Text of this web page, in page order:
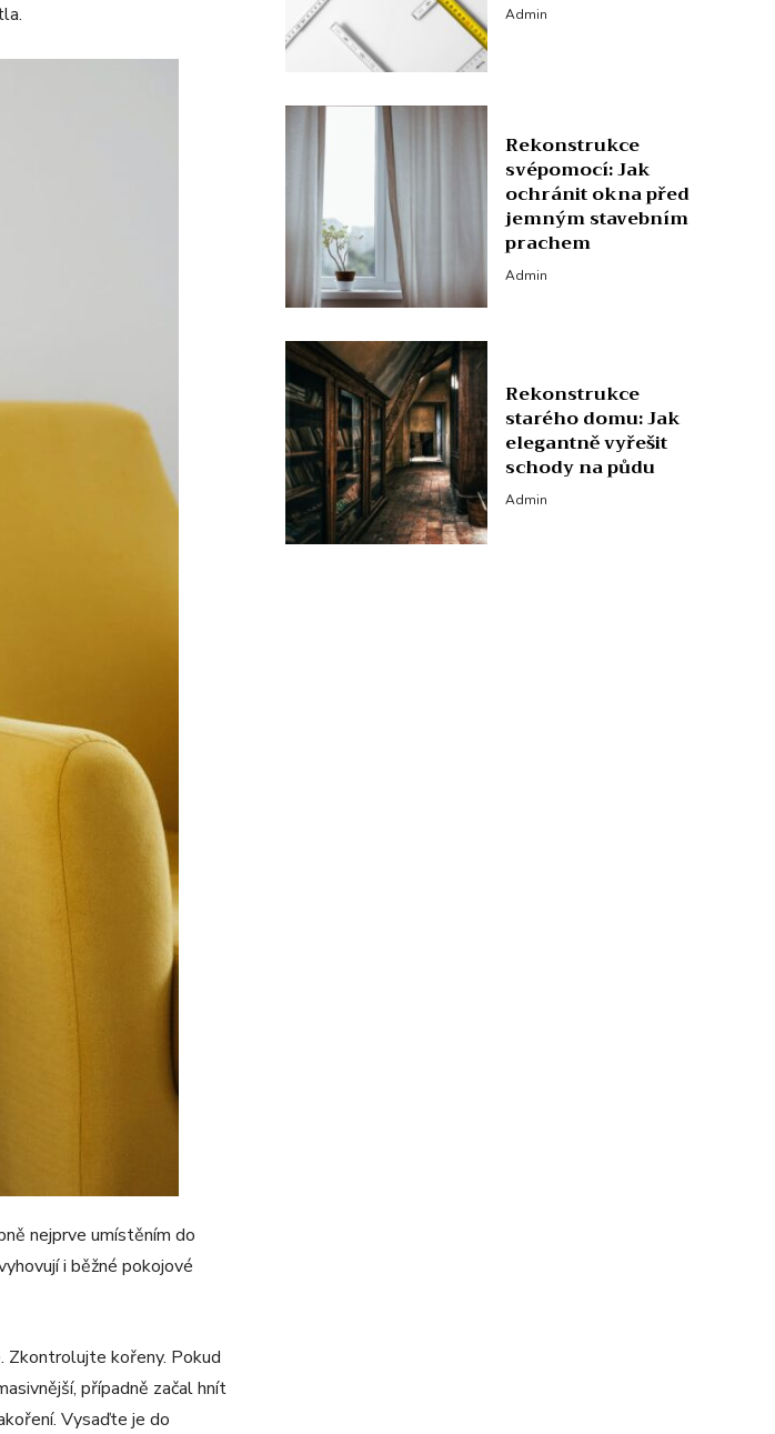
nejprve umístěním do
i ​​běžné pokojové
Zkontrolujte kořeny. Pokud
případně začal hnít
Vysaďte je do
Admin
Rekonstrukce
svépomocí: Jak
ochránit okna před
jemným stavebním
prachem
Admin
Rekonstrukce
starého domu: Jak
elegantně vyřešit
schody na půdu
Admin